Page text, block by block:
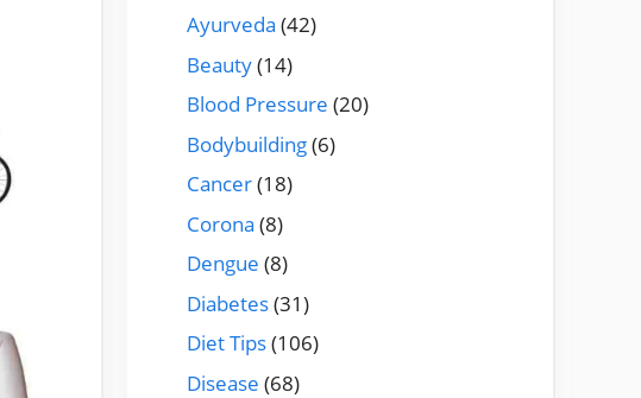
Ayurveda (42)
Beauty(14)
Blood Pressure (20)
Bodybuilding(6)
Cancer(18)
Corona (8)
Dengue (8)
Diabetes(31)
Diet Tips(106)
Disease (68)